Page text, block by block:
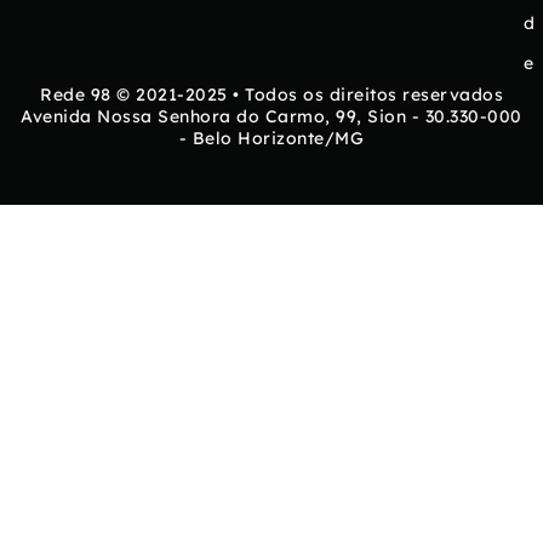
d
e
Rede 98 © 2021-2025 • Todos os direitos reservados
Avenida Nossa Senhora do Carmo, 99, Sion - 30.330-000
- Belo Horizonte/MG